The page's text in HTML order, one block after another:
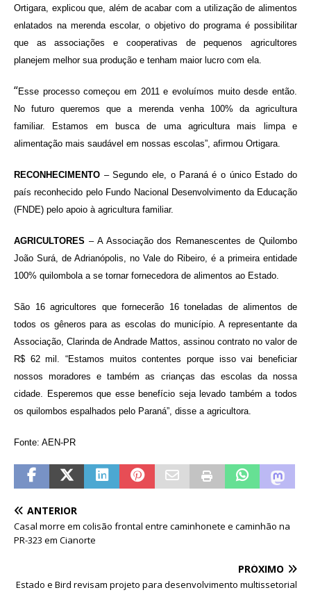
Ortigara, explicou que, além de acabar com a utilização de alimentos
enlatados na merenda escolar, o objetivo do programa é possibilitar
que as associações e cooperativas de pequenos agricultores
planejem melhor sua produção e tenham maior lucro com ela.
“Esse processo começou em 2011 e evoluímos muito desde então.
No futuro queremos que a merenda venha 100% da agricultura
familiar. Estamos em busca de uma agricultura mais limpa e
alimentação mais saudável em nossas escolas”, afirmou Ortigara.
RECONHECIMENTO – Segundo ele, o Paraná é o único Estado do
país reconhecido pelo Fundo Nacional Desenvolvimento da Educação
(FNDE) pelo apoio à agricultura familiar.
AGRICULTORES – A Associação dos Remanescentes de Quilombo
João Surá, de Adrianópolis, no Vale do Ribeiro, é a primeira entidade
100% quilombola a se tornar fornecedora de alimentos ao Estado.
São 16 agricultores que fornecerão 16 toneladas de alimentos de
todos os gêneros para as escolas do município. A representante da
Associação, Clarinda de Andrade Mattos, assinou contrato no valor de
R$ 62 mil. “Estamos muitos contentes porque isso vai beneficiar
nossos moradores e também as crianças das escolas da nossa
cidade. Esperemos que esse benefício seja levado também a todos
os quilombos espalhados pelo Paraná”, disse a agricultora.
Fonte: AEN-PR
ANTERIOR
Casal morre em colisão frontal entre caminhonete e caminhão na
PR-323 em Cianorte
PRÓXIMO
Estado e Bird revisam projeto para desenvolvimento multissetorial